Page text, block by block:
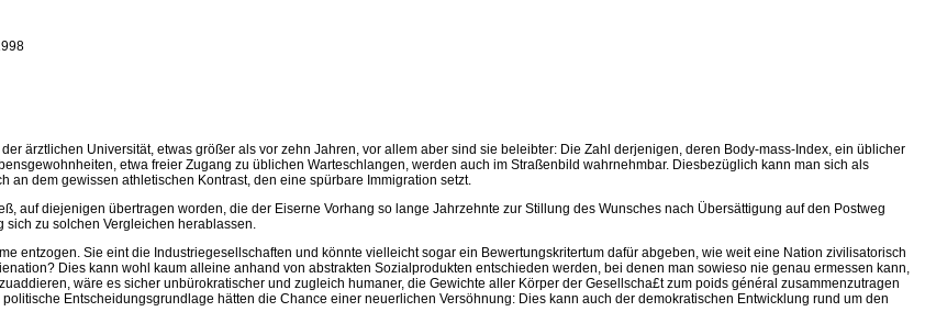
ärztlichen Universität, etwas größer als vor zehn Jahren, vor allem aber sind sie beleibter: Die Zahl derjenigen, deren Body-mass-Index, ein üblicher
etwa freier Zugang zu üblichen Warteschlangen, werden auch im Straßenbild wahrnehmbar. Diesbezüglich kann man sich als
dem gewissen athletischen Kontrast, den eine spürbare Immigration setzt.
auf diejenigen übertragen worden, die der Eiserne Vorhang so lange Jahrzehnte zur Stillung des Wunsches nach Übersättigung auf den Postweg
sich zu solchen Vergleichen herablassen.
entzogen. Sie eint die Industriegesellschaften und könnte vielleicht sogar ein Bewertungskritertum dafür abgeben, wie weit eine Nation zivilisatorisch
Dies kann wohl kaum alleine anhand von abstrakten Sozialprodukten entschieden werden, bei denen man sowieso nie genau ermessen kann,
wäre es sicher unbürokratischer und zugleich humaner, die Gewichte aller Körper der Gesellscha£t zum poids général zusammenzutragen
Entscheidungsgrundlage hätten die Chance einer neuerlichen Versöhnung: Dies kann auch der demokratischen Entwicklung rund um den